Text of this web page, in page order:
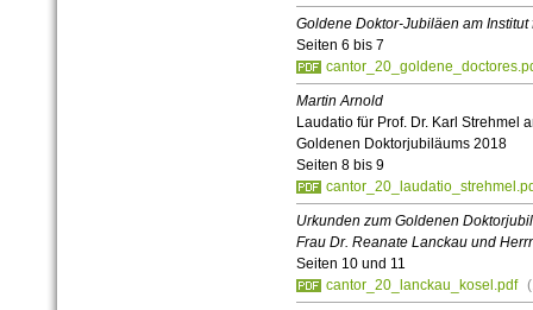
Goldene Doktor-Jubiläen am
Seiten 6 bis 7
Martin Arnold
Laudatio für Prof. Dr. Karl Strehmel
Goldenen Doktorjubiläums 2018
Seiten 8 bis 9
Urkunden zum Goldenen
Frau Dr. Reanate Lanckau und
Seiten 10 und 11
cantor_20_lanckau_kosel.pdf